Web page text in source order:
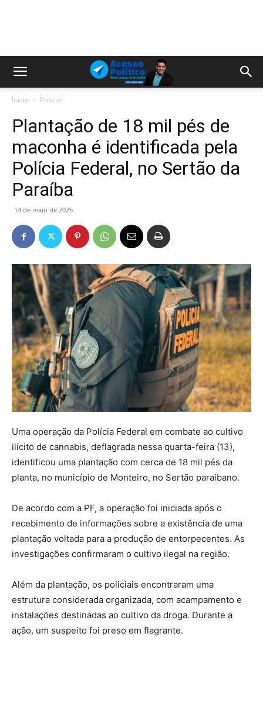
Início Policial
Plantação de 18 mil pés de
maconha é identificada pela
Polícia Federal, no Sertão da
Paraíba
14 de maio de 2026
Uma operação da Polícia Federal em combate ao cultivo
ilícito de cannabis, deflagrada nessa quarta-feira (13),
identificou uma plantação com cerca de 18 mil pés da
planta, no município de Monteiro, no Sertão paraibano.
De acordo com a PF, a operação foi iniciada após o
recebimento de informações sobre a existência de uma
plantação voltada para a produção de entorpecentes. As
investigações confirmaram o cultivo ilegal na região.
Além da plantação, os policiais encontraram uma
estrutura considerada organizada, com acampamento e
instalações destinadas ao cultivo da droga. Durante a
ação, um suspeito foi preso em flagrante.